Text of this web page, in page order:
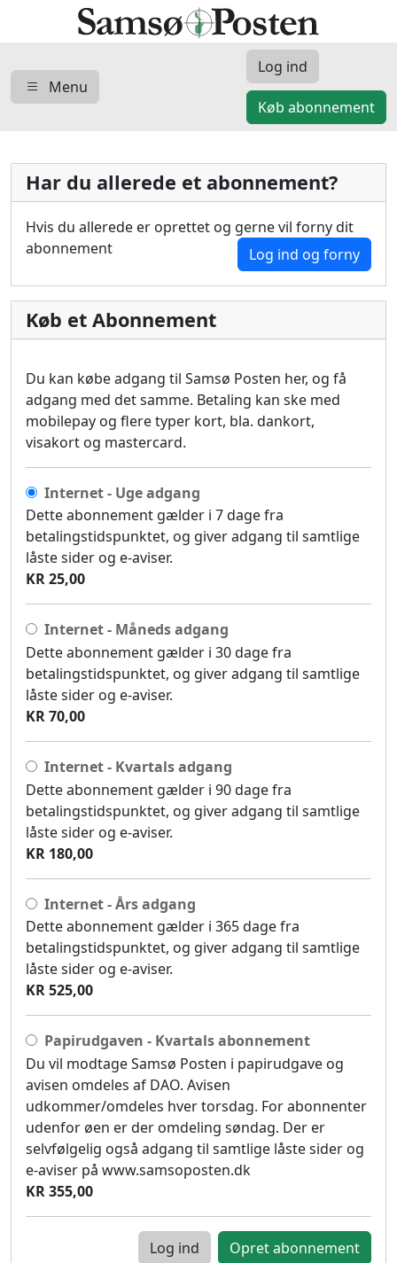
Menu
Log ind
Køb abonnement
Har du allerede et abonnement?
Hvis du allerede er oprettet og gerne vil forny dit
abonnement
Log ind og forny
Køb et Abonnement
Du kan købe adgang til Samsø Posten her, og få
adgang med det samme. Betaling kan ske med
mobilepay og flere typer kort, bla. dankort,
visakort og mastercard.
Internet - Uge adgang
Dette abonnement gælder i 7 dage fra
betalingstidspunktet, og giver adgang til samtlige
låste sider og e-aviser.
KR 25,00
Internet - Måneds adgang
Dette abonnement gælder i 30 dage fra
betalingstidspunktet, og giver adgang til samtlige
låste sider og e-aviser.
KR 70,00
Internet - Kvartals adgang
Dette abonnement gælder i 90 dage fra
betalingstidspunktet, og giver adgang til samtlige
låste sider og e-aviser.
KR 180,00
Internet - Års adgang
Dette abonnement gælder i 365 dage fra
betalingstidspunktet, og giver adgang til samtlige
låste sider og e-aviser.
KR 525,00
Papirudgaven - Kvartals abonnement
Du vil modtage Samsø Posten i papirudgave og
avisen omdeles af DAO. Avisen
udkommer/omdeles hver torsdag. For abonnenter
udenfor øen er der omdeling søndag. Der er
selvfølgelig også adgang til samtlige låste sider og
e-aviser på www.samsoposten.dk
KR 355,00
Log ind